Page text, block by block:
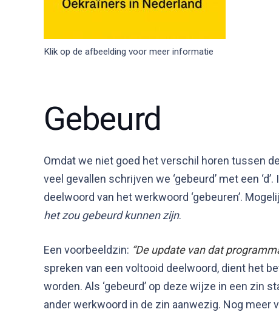
Klik op de afbeelding voor meer informatie
Gebeurd
Omdat we niet goed het verschil horen tussen de
veel gevallen schrijven we ‘gebeurd’ met een
deelwoord van het werkwoord ‘gebeuren’.
het zou gebeurd kunnen zijn.
Een voorbeeldzin: “De update van dat
spreken van een voltooid deelwoord, dient het
worden. Als ‘gebeurd’ op deze wijze in een zin
ander werkwoord in de zin aanwezig. Nog meer